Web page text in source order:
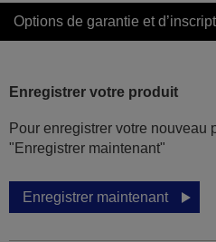
Options de garantie et
Enregistrer votre produit
Pour enregistrer votre nouveau
"Enregistrer maintenant"
Enregistrer maintenant